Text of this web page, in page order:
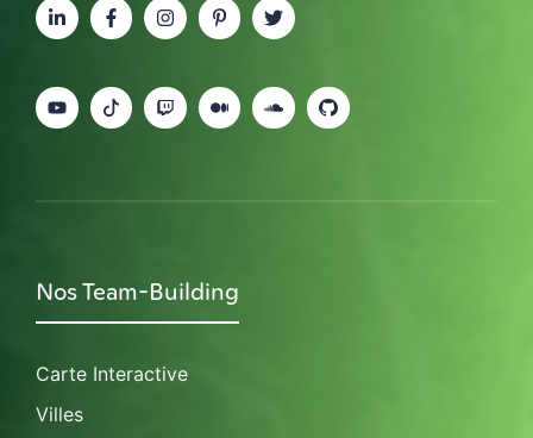
Nos Team-Building
Carte Interactive
Villes